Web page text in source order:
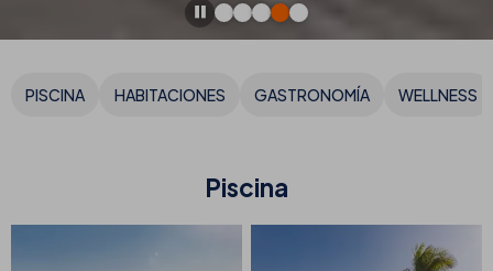
PISCINA HABITACIONES GASTRONOMÍA WELLNESS
Piscina